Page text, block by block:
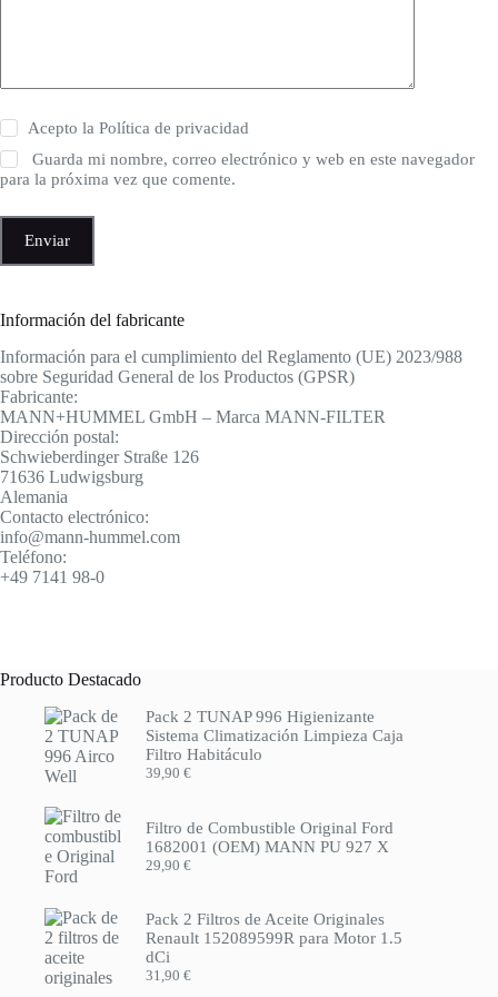
Acepto laPolítica de privacidad
Guarda mi nombre, correo electrónico y web en este navegador
para la próxima vez que comente.
Enviar
Información del fabricante
Información para el cumplimiento del Reglamento (UE) 2023/988
sobre Seguridad General de los Productos (GPSR)
Fabricante:
MANN+HUMMEL GmbH – Marca MANN-FILTER
Dirección postal:
Schwieberdinger Straße 126
71636 Ludwigsburg
Alemania
Contacto electrónico:
info@mann-hummel.com
Teléfono:
+49 7141 98-0
Producto Destacado
Pack 2 TUNAP 996 Higienizante
Sistema Climatización Limpieza Caja
Filtro Habitáculo
39,90 €
Filtro de Combustible Original Ford
1682001 (OEM) MANN PU 927 X
29,90 €
Pack 2 Filtros de Aceite Originales
Renault 152089599R para Motor 1.5
dCi
31,90 €